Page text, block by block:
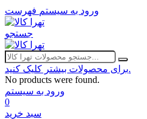
ورود به سیستم فهرست
جستجو
برای محصولات بیشتر کلیک کنید.
No products were found.
ورود به سیستم
0
سبد خرید